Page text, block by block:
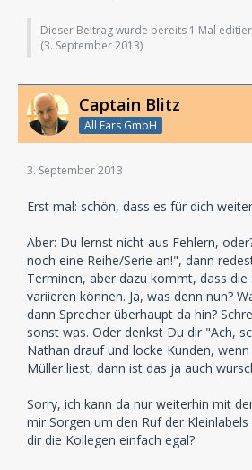
Dieser Beitrag wurde bereits 1 Mal
(3. September 2013)
Captain Blitz
All Ears GmbH
3. September 2013
Erst mal: schön, dass es für dich
Aber: Du lernst nicht aus Fehlern,
noch eine Reihe/Serie an!", dann
Terminen, aber dazu kommt, dass die
variieren können. Ja, was denn nun?
dann Sprecher überhaupt da hin?
sonst was. Oder denkst Du dir "Ach,
Nathan drauf und locke Kunden,
Müller liest, dann ist das ja auch
Sorry, ich kann da nur weiterhin mit
mir Sorgen um den Ruf der
dir die Kollegen einfach egal?